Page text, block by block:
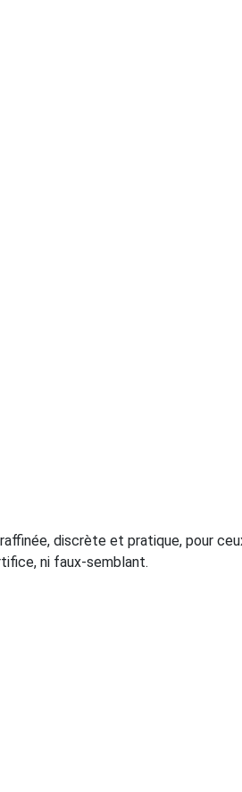
discrète et pratique, pour
ni faux-semblant.